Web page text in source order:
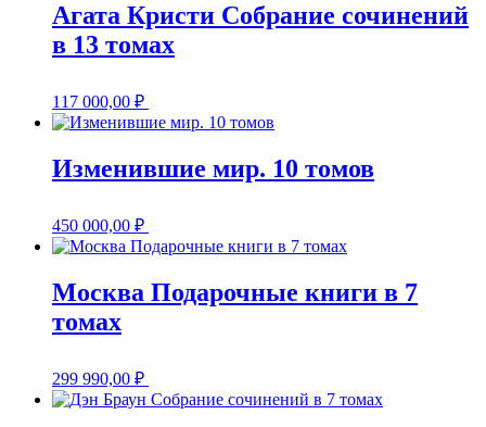
Агата Кристи Собрание сочинений
в 13 томах
117 000,00 ₽
Изменившие мир. 10 томов
450 000,00 ₽
Москва Подарочные книги в 7
томах
299 990,00 ₽